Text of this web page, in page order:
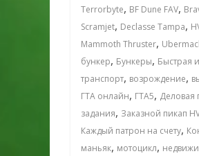
Terrorbyte, BF Dune FAV,
Scramjet, Declasse Tampa,
Mammoth Thruster,
бункер, Бункеры, Быстрая
транспорт, возрождение,
ГТА онлайн, ГТА5, Деловая
задания, Заказной пикап
Каждый патрон на счету,
маньяк, мотоцикл,